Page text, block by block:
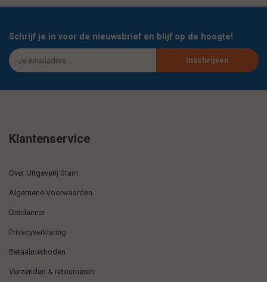
Schrijf je in voor de nieuwsbrief en blijf op de hoogte!
Inschrijven
Klantenservice
Over Uitgeverij Stam
Algemene Voorwaarden
Disclaimer
Privacyverklaring
Betaalmethoden
Verzenden & retourneren